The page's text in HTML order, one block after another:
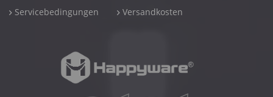
Servicebedingungen Versandkosten